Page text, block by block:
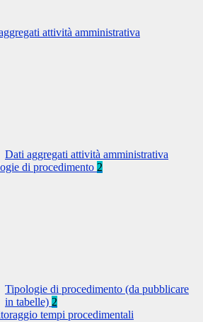
attività amministrativa
Dati aggregati attività amministrativa
di procedimento 2
Tipologie di procedimento (da pubblicare
in tabelle) 2
tempi procedimentali